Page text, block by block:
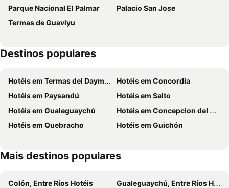
Parque Nacional El Palmar
Palacio San Jose
Termas de Guaviyu
Destinos populares
Hotéis em Termas del Dayman
Hotéis em Concordia
Hotéis em Paysandú
Hotéis em Salto
Hotéis em Gualeguaychú
Hotéis em Concepcion del Uruguay
Hotéis em Quebracho
Hotéis em Guichón
Mais destinos populares
Colón, Entre Ríos Hotéis
Gualeguaychú, Entre Ríos Hotéis